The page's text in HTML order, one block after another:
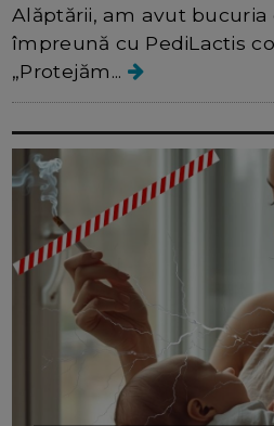
Alăptării, am avut bucuria
împreună cu PediLactis
„Protejăm...